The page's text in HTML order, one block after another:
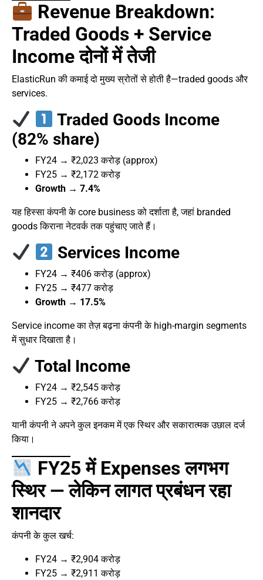
Revenue Breakdown:
Traded Goods + Service
Income दोनों में तेजी
ElasticRun की कमाई दो मुख्य स्रोतों से होती है—traded goods और
services.
Traded Goods Income
(82% share)
FY24 → ₹2,023 करोड़ (approx)
FY25 → ₹2,172 करोड़
Growth → 7.4%
यह हिस्सा कंपनी के core business को दर्शाता है, जहां branded
goods किराना नेटवर्क तक पहुंचाए जाते हैं।
Services Income
FY24 → ₹406 करोड़ (approx)
FY25 → ₹477 करोड़
Growth → 17.5%
Service income का तेज़ बढ़ना कंपनी के high-margin segments
में सुधार दिखाता है।
Total Income
FY24 → ₹2,545 करोड़
FY25 → ₹2,766 करोड़
यानी कंपनी ने अपने कुल इनकम में एक स्थिर और सकारात्मक उछाल दर्ज
किया।
FY25 में Expenses लगभग
स्थिर — लेकिन लागत प्रबंधन रहा
शानदार
कंपनी के कुल खर्च:
FY24 → ₹2,904 करोड़
FY25 → ₹2,911 करोड़